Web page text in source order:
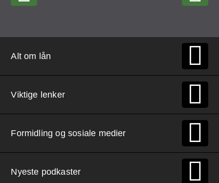
Alt om lån
Viktige lenker
Formidling og sosiale medier
Nyeste podkaster